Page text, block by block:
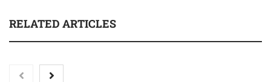
RELATED ARTICLES